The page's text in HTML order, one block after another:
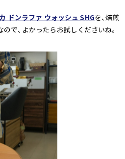
ドンラファ ウォッシュ SHGを、焙煎
で、よかったらお試しくださいね。